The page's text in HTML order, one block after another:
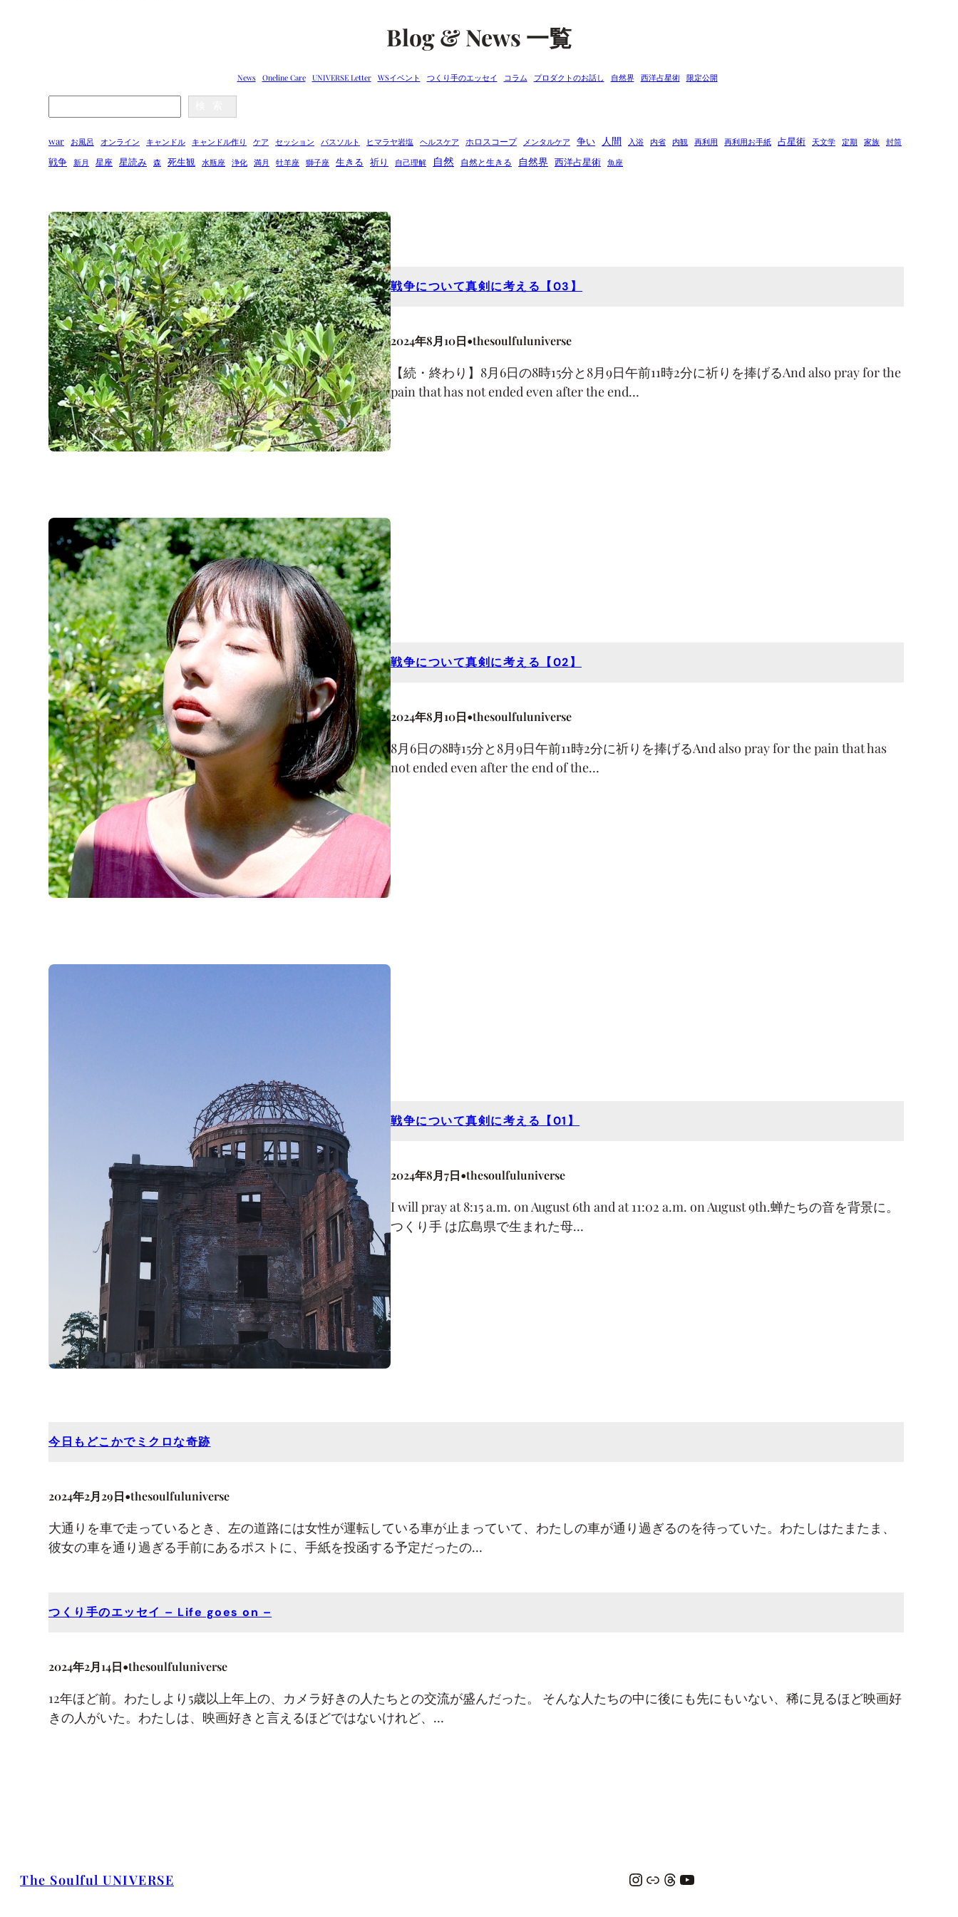
Blog & News 一覧
News Oneline Care UNIVERSE Letter WSイベント つくり手のエッセイ コラム プロダクトのお話し 自然界 西洋占星術 限定公開
war お風呂 オンライン キャンドル キャンドル作り ケア セッション バスソルト ヒマラヤ岩塩 ヘルスケア ホロスコープ メンタルケア 争い 人間 入浴 内省 内観 再利用 再利用お手紙 占星術 天文学 定期 家族 封筒
戦争 新月 星座 星読み 森 死生観 水瓶座 浄化 満月 牡羊座 獅子座 生きる 祈り 自己理解 自然 自然と生きる 自然界 西洋占星術 魚座
戦争について真剣に考える【03】
2024年8月10日•thesoulfuluniverse
【続・終わり】8月6日の8時15分と8月9日午前11時2分に祈りを捧げるAnd also pray for the
pain that has not ended even after the end…
戦争について真剣に考える【02】
2024年8月10日•thesoulfuluniverse
8月6日の8時15分と8月9日午前11時2分に祈りを捧げるAnd also pray for the pain that has
not ended even after the end of the…
戦争について真剣に考える【01】
2024年8月7日•thesoulfuluniverse
I will pray at 8:15 a.m. on August 6th and at 11:02 a.m. on August 9th.⁡⁡蝉たちの音を背景に。⁡⁡
つくり手 は広島県で生まれた母…
今日もどこかでミクロな奇跡
2024年2月29日•thesoulfuluniverse
大通りを車で走っているとき、左の道路には女性が運転している車が止まっていて、わたしの車が通り過ぎるのを待っていた。⁡わたしはたまたま、
彼女の車を通り過ぎる手前にあるポストに、手紙を投函する予定だったの…
つくり手のエッセイ – Life goes on –
2024年2月14日•thesoulfuluniverse
12年ほど前。わたしより5歳以上年上の、カメラ好きの人たちとの交流が盛んだった。 そんな人たちの中に後にも先にもいない、稀に見るほど映画好
きの人がいた。⁡わたしは、映画好きと言えるほどではないけれど、…
The Soulful UNIVERSE Instagram リンク Threads YouTube